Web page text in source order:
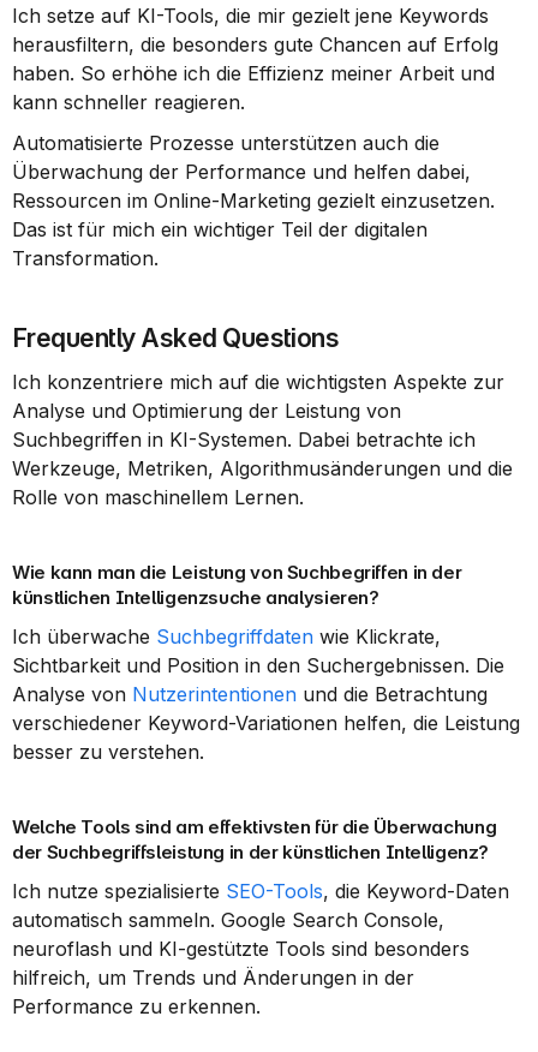
Ich setze auf KI-Tools, die mir gezielt jene Keywords
herausfiltern, die besonders gute Chancen auf Erfolg
haben. So erhöhe ich die Effizienz meiner Arbeit und
kann schneller reagieren.
Automatisierte Prozesse unterstützen auch die
Überwachung der Performance und helfen dabei,
Ressourcen im Online-Marketing gezielt einzusetzen.
Das ist für mich ein wichtiger Teil der digitalen
Transformation.
Frequently Asked Questions
Ich konzentriere mich auf die wichtigsten Aspekte zur
Analyse und Optimierung der Leistung von
Suchbegriffen in KI-Systemen. Dabei betrachte ich
Werkzeuge, Metriken, Algorithmusänderungen und die
Rolle von maschinellem Lernen.
Wie kann man die Leistung von Suchbegriffen in der
künstlichen Intelligenzsuche analysieren?
Ich überwache Suchbegriffdaten wie Klickrate,
Sichtbarkeit und Position in den Suchergebnissen. Die
Analyse von Nutzerintentionen und die Betrachtung
verschiedener Keyword-Variationen helfen, die Leistung
besser zu verstehen.
Welche Tools sind am effektivsten für die Überwachung
der Suchbegriffsleistung in der künstlichen Intelligenz?
Ich nutze spezialisierte SEO-Tools, die Keyword-Daten
automatisch sammeln. Google Search Console,
neuroflash und KI-gestützte Tools sind besonders
hilfreich, um Trends und Änderungen in der
Performance zu erkennen.